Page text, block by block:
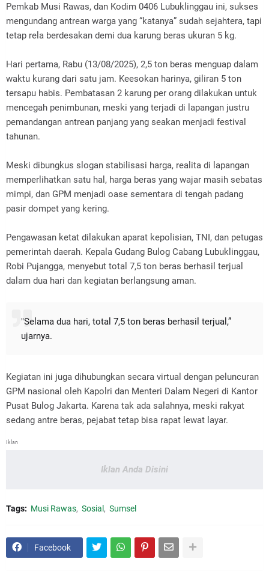
Pemkab Musi Rawas, dan Kodim 0406 Lubuklinggau ini, sukses
mengundang antrean warga yang “katanya” sudah sejahtera, tapi
tetap rela berdesakan demi dua karung beras ukuran 5 kg.
Hari pertama, Rabu (13/08/2025), 2,5 ton beras menguap dalam
waktu kurang dari satu jam. Keesokan harinya, giliran 5 ton
tersapu habis. Pembatasan 2 karung per orang dilakukan untuk
mencegah penimbunan, meski yang terjadi di lapangan justru
pemandangan antrean panjang yang seakan menjadi festival
tahunan.
Meski dibungkus slogan stabilisasi harga, realita di lapangan
memperlihatkan satu hal, harga beras yang wajar masih sebatas
mimpi, dan GPM menjadi oase sementara di tengah padang
pasir dompet yang kering.
Pengawasan ketat dilakukan aparat kepolisian, TNI, dan petugas
pemerintah daerah. Kepala Gudang Bulog Cabang Lubuklinggau,
Robi Pujangga, menyebut total 7,5 ton beras berhasil terjual
dalam dua hari dan kegiatan berlangsung aman.
"Selama dua hari, total 7,5 ton beras berhasil terjual,”
ujarnya.
Kegiatan ini juga dihubungkan secara virtual dengan peluncuran
GPM nasional oleh Kapolri dan Menteri Dalam Negeri di Kantor
Pusat Bulog Jakarta. Karena tak ada salahnya, meski rakyat
sedang antre beras, pejabat tetap bisa rapat lewat layar.
Iklan
Iklan Anda Disini
Tags: Musi Rawas Sosial Sumsel
Facebook